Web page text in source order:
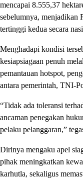
mencapai 8.555,37
sebelumnya, menjadikan
tertinggi kedua secara
Menghadapi kondisi
kesiapsiagaan penuh
pemantauan hotspot,
antara pemerintah, TNI-
“Tidak ada toleransi
ancaman penegakan
pelaku pelanggaran,”
Dirinya mengaku apel
pihak meningkatkan
karhutla, sekaligus